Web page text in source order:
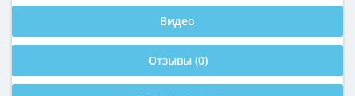
Видео
Отзывы (0)